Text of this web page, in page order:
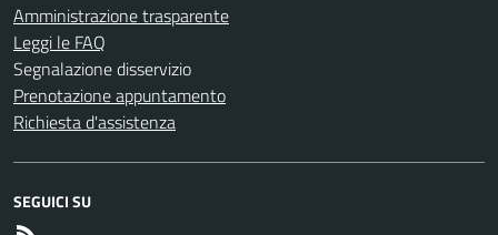
Amministrazione trasparente
Leggi le FAQ
Segnalazione disservizio
Prenotazione appuntamento
Richiesta d'assistenza
SEGUICI SU